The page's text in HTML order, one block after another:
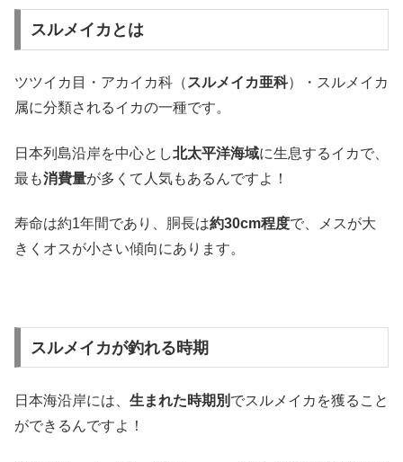
スルメイカとは
ツツイカ目・アカイカ科（ スルメイカ亜科）・スルメイカ
属に分類されるイカの一種です。
日本列島沿岸を中心とし北太平洋海域に生息するイカで、
最も消費量が多くて人気もあるんですよ！
寿命は約1年間であり、胴長は約30cm程度で、メスが大
きくオスが小さい傾向にあります。
スルメイカが釣れる時期
日本海沿岸には、 生まれた時期別 でスルメイカを獲ること
ができるんですよ！